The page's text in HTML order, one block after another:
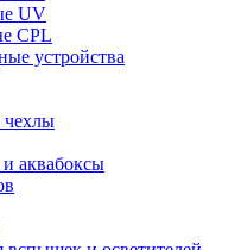
UV
CPL
устройства
чехлы
аквабоксы